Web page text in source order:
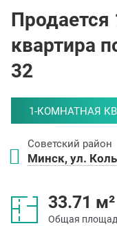
Продается
квартира
32
1-КОМНАТНАЯ
Советский район
Минск, ул.
33.71 м²
Общая